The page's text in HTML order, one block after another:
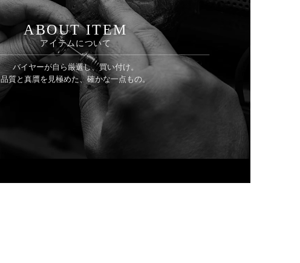
ABOUT ITEM
アイテムについて
バイヤーが自ら厳選し、買い付け。
品質と真贋を見極めた、確かな一点もの。